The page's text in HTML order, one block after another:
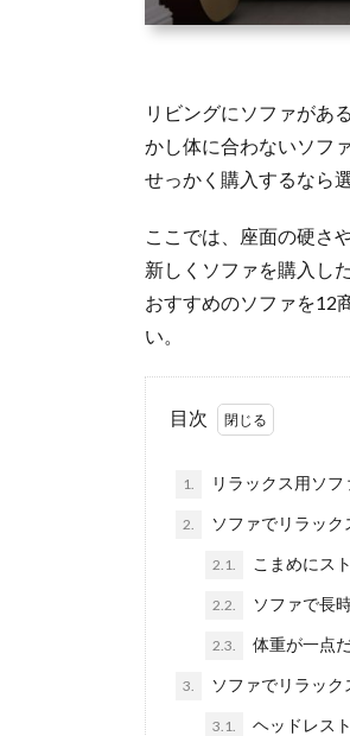
リビングにソファがあ
かし体に合わないソフ
せっかく購入するなら
ここでは、座面の硬さ
新しくソファを購入し
おすすめのソファを12
い。
目次
1. リラックス用ソ
2. ソファでリラック
2.1. こまめにス
2.2. ソファで長
2.3. 体重が一点
3. ソファでリラッ
3.1. ヘッドレスト